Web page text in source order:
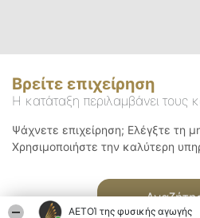
ΑΕΤΟΊ της φυσικής αγωγής
Βρείτε επιχείρηση
Η κατάταξη περιλαμβάνει τους
Ψάχνετε επιχείρηση; Ελέγξτε τη
Χρησιμοποιήστε την καλύτερη